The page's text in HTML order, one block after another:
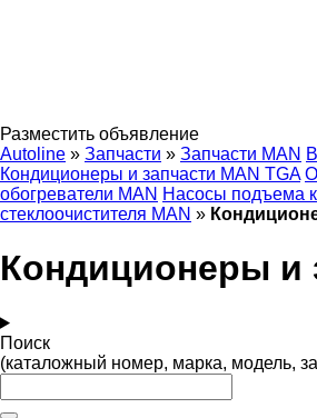
Разместить объявление
Autoline » Запчасти » Запчасти MAN
Кондиционеры и запчасти MAN TGA
обогреватели MAN Насосы подъема
стеклоочистителя MAN »
Кондиционеры и
Поиск
(каталожный номер, марка, модель,